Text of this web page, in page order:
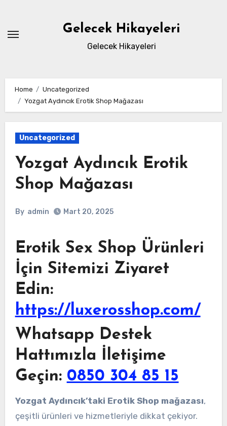
content
Gelecek Hikayeleri
Gelecek Hikayeleri
Home
Uncategorized
Yozgat Aydıncık Erotik Shop Mağazası
Uncategorized
Yozgat Aydıncık Erotik
Shop Mağazası
By admin Mart 20, 2025
Erotik Sex Shop Ürünleri
İçin Sitemizi Ziyaret
Edin:
https://luxerosshop.com/
Whatsapp Destek
Hattımızla İletişime
Geçin: 0850 304 85 15
Yozgat Aydıncık’taki Erotik Shop mağazası,
çeşitli ürünleri ve hizmetleriyle dikkat çekiyor.